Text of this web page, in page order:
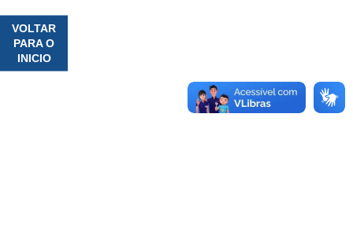
VOLTAR
PARA O
INICIO